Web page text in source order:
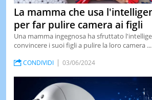
La mamma che usa
per far pulire camera ai figli
Una mamma ingegnosa ha sfruttato
convincere i suoi figli a pulire la loro camera ...
CONDIVIDI 03/06/2024